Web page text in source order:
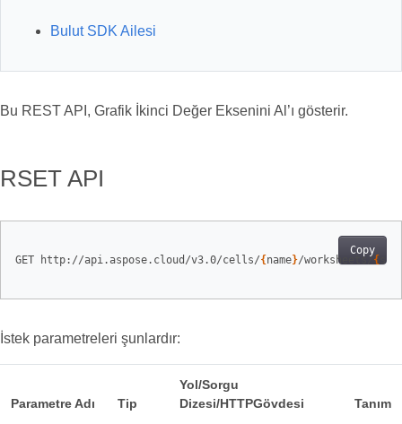
Bulut SDK Ailesi
Bu REST API, Grafik İkinci Değer Eksenini Al’ı gösterir.
RSET API
Copy
GET http://api.aspose.cloud/v3.0/cells/{ name}/worksheets/ {
İstek parametreleri şunlardır:
Parametre Adı Tip
Yol/Sorgu
Dizesi/HTTPGövdesi
Tanım